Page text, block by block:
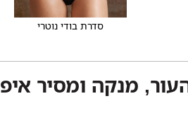
סדרת בודי נוטרי
מנקה ומסיר